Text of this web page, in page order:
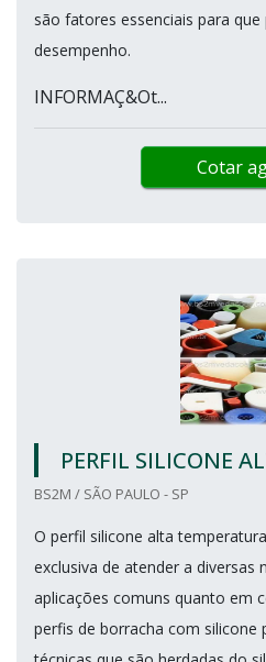
são fatores essenciais para
desempenho.
INFORMAÇ&Ot...
Cotar
PERFIL SILICONE
BS2M / SÃO PAULO - SP
O perfil silicone alta
exclusiva de atender a diversas
aplicações comuns quanto em
perfis de borracha com silicone